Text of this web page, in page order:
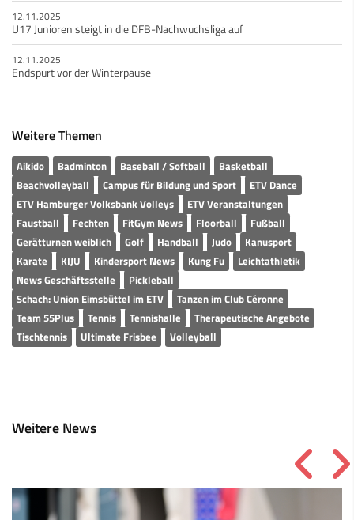
12.11.2025
U17 Junioren steigt in die DFB-Nachwuchsliga auf
12.11.2025
Endspurt vor der Winterpause
Weitere Themen
Aikido Badminton Baseball / Softball
Basketball
Beachvolleyball
Campus für Bildung und Sport
ETV Dance
ETV Hamburger Volksbank Volleys
ETV Veranstaltungen
Faustball
Fechten FitGym News Floorball
Fußball
Gerätturnen weiblich
Golf Handball Judo
Kanusport
Karate
KIJU Kindersport News Kung Fu
Leichtathletik
News Geschäftsstelle
Pickleball
Schach: Union Eimsbüttel im ETV
Tanzen im Club Céronne
Team 55Plus
Tennis Tennishalle
Therapeutische Angebote
Tischtennis
Ultimate Frisbee Volleyball
Weitere News